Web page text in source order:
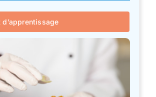
d’apprentissage